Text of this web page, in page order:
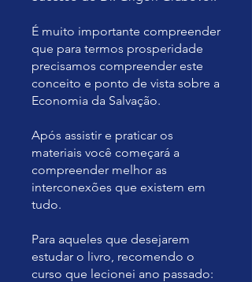
É muito importante compreender
que para termos prosperidade
precisamos compreender este
conceito e ponto de vista sobre a
Economia da Salvação.
Após assistir e praticar os
materiais você começará a
compreender melhor as
interconexões que existem em
tudo.
Para aqueles que desejarem
estudar o livro, recomendo o
curso que lecionei ano passado: